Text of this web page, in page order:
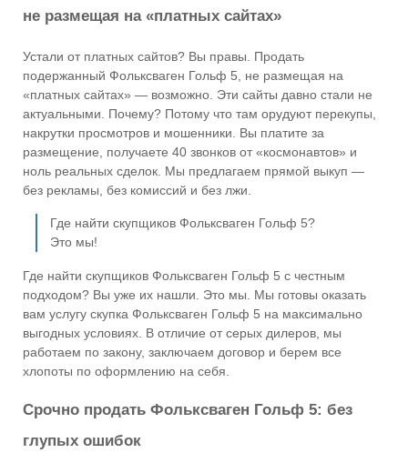
не размещая на «платных сайтах»
Устали от платных сайтов? Вы правы. Продать
подержанный Фольксваген Гольф 5, не размещая на
«платных сайтах» — возможно. Эти сайты давно стали не
актуальными. Почему? Потому что там орудуют перекупы,
накрутки просмотров и мошенники. Вы платите за
размещение, получаете 40 звонков от «космонавтов» и
ноль реальных сделок. Мы предлагаем прямой выкуп —
без рекламы, без комиссий и без лжи.
Где найти скупщиков Фольксваген Гольф 5?
Это мы!
Где найти скупщиков Фольксваген Гольф 5 с честным
подходом? Вы уже их нашли. Это мы. Мы готовы оказать
вам услугу скупка Фольксваген Гольф 5 на максимально
выгодных условиях. В отличие от серых дилеров, мы
работаем по закону, заключаем договор и берем все
хлопоты по оформлению на себя.
Срочно продать Фольксваген Гольф 5: без
глупых ошибок